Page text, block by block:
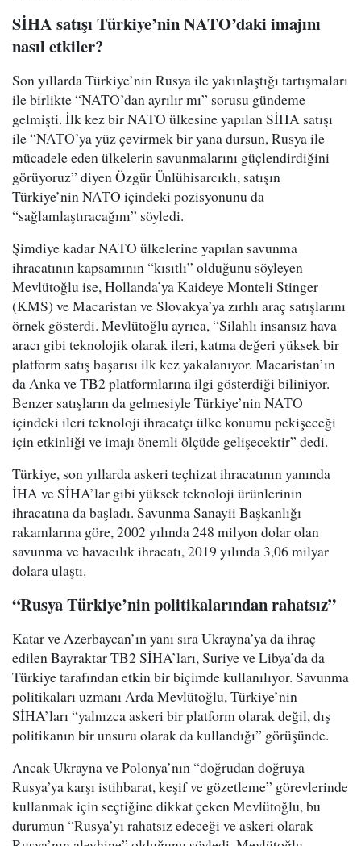
SİHA satışı Türkiye’nin NATO’daki imajını
nasıl etkiler?
Son yıllarda Türkiye’nin Rusya ile yakınlaştığı tartışmaları
ile birlikte “NATO’dan ayrılır mı” sorusu gündeme
gelmişti. İlk kez bir NATO ülkesine yapılan SİHA satışı
ile “NATO’ya yüz çevirmek bir yana dursun, Rusya ile
mücadele eden ülkelerin savunmalarını güçlendirdiğini
görüyoruz” diyen Özgür Ünlühisarcıklı, satışın
Türkiye’nin NATO içindeki pozisyonunu da
“sağlamlaştıracağını” söyledi.
Şimdiye kadar NATO ülkelerine yapılan savunma
ihracatının kapsamının “kısıtlı” olduğunu söyleyen
Mevlütoğlu ise, Hollanda’ya Kaideye Monteli Stinger
(KMS) ve Macaristan ve Slovakya’ya zırhlı araç satışlarını
örnek gösterdi. Mevlütoğlu ayrıca, “Silahlı insansız hava
aracı gibi teknolojik olarak ileri, katma değeri yüksek bir
platform satış başarısı ilk kez yakalanıyor. Macaristan’ın
da Anka ve TB2 platformlarına ilgi gösterdiği biliniyor.
Benzer satışların da gelmesiyle Türkiye’nin NATO
içindeki ileri teknoloji ihracatçı ülke konumu pekişeceği
için etkinliği ve imajı önemli ölçüde gelişecektir” dedi.
Türkiye, son yıllarda askeri teçhizat ihracatının yanında
İHA ve SİHA’lar gibi yüksek teknoloji ürünlerinin
ihracatına da başladı. Savunma Sanayii Başkanlığı
rakamlarına göre, 2002 yılında 248 milyon dolar olan
savunma ve havacılık ihracatı, 2019 yılında 3,06 milyar
dolara ulaştı.
“Rusya Türkiye’nin politikalarından rahatsız”
Katar ve Azerbaycan’ın yanı sıra Ukrayna’ya da ihraç
edilen Bayraktar TB2 SİHA’ları, Suriye ve Libya’da da
Türkiye tarafından etkin bir biçimde kullanılıyor. Savunma
politikaları uzmanı Arda Mevlütoğlu, Türkiye’nin
SİHA’ları “yalnızca askeri bir platform olarak değil, dış
politikanın bir unsuru olarak da kullandığı” görüşünde.
Ancak Ukrayna ve Polonya’nın “doğrudan doğruya
Rusya’ya karşı istihbarat, keşif ve gözetleme” görevlerinde
kullanmak için seçtiğine dikkat çeken Mevlütoğlu, bu
durumun “Rusya’yı rahatsız edeceği ve askeri olarak